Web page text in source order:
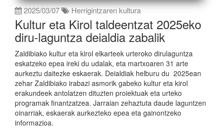
2025/03/07 Herrigintzaren kultura
Kultur eta Kirol taldeentzat 2025eko
diru-laguntza deialdia zabalik
Zaldibiako kultur eta kirol elkarteek urteroko dirulaguntza
eskatzeko epea ireki du udalak, eta martxoaren 31 arte
aurkeztu daitezke eskaerak. Deialdiak helburu du 2025ean
zehar Zaldibiako irabazi asmorik gabeko kultur eta kirol
erakundeek antolatzen dituzten proiektuak eta urteko
programak finantzatzea. Jarraian zehaztuta daude laguntzen
oinarriak, eskaerak aurkezteko epea eta gainontzeko
informazioa.